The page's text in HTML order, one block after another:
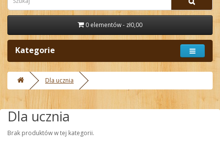
0 elementów - zł0,00
Kategorie
Dla ucznia
Dla ucznia
Brak produktów w tej kategorii.